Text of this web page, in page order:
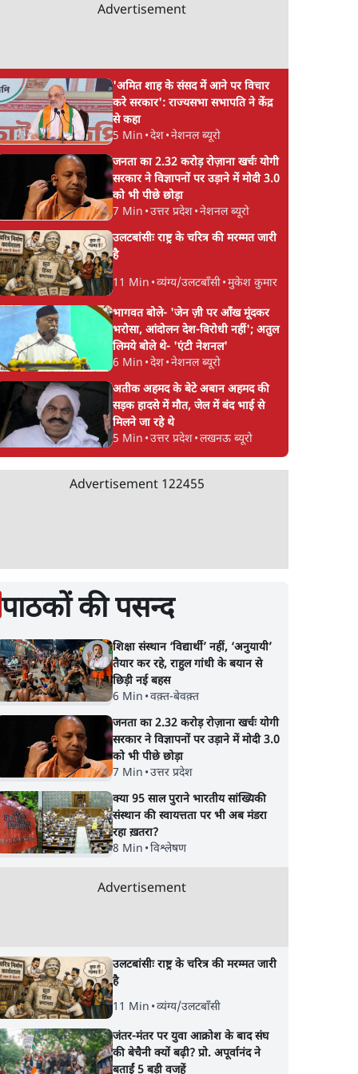
'छात्रों की गूंज' को शर्तों के
Advertisement
'अमित शाह के संसद में आने पर विचार
करे सरकार': राज्यसभा सभापति ने केंद्र
से कहा
5 Min •देश•नेशनल ब्यूरो
जनता का 2.32 करोड़ रोज़ाना खर्चः योगी
सरकार ने विज्ञापनों पर उड़ाने में मोदी 3.0
को भी पीछे छोड़ा
7 Min •उत्तर प्रदेश•नेशनल ब्यूरो
उलटबांसीः राष्ट्र के चरित्र की मरम्मत जारी
है
11 Min •व्यंग्य/उलटबाँसी•मुकेश कुमार
भागवत बोले- 'जेन ज़ी पर आँख मूंदकर
भरोसा, आंदोलन देश-विरोधी नहीं'; अतुल
लिमये बोले थे- 'एंटी नेशनल'
6 Min •देश•नेशनल ब्यूरो
अतीक अहमद के बेटे अबान अहमद की
सड़क हादसे में मौत, जेल में बंद भाई से
मिलने जा रहे थे
5 Min •उत्तर प्रदेश•लखनऊ ब्यूरो
Advertisement 122455
पाठकों की पसन्द
शिक्षा संस्थान ‘विद्यार्थी’ नहीं, ‘अनुयायी’
तैयार कर रहे, राहुल गांधी के बयान से
छिड़ी नई बहस
6 Min •वक़्त-बेवक़्त
जनता का 2.32 करोड़ रोज़ाना खर्चः योगी
सरकार ने विज्ञापनों पर उड़ाने में मोदी 3.0
को भी पीछे छोड़ा
7 Min •उत्तर प्रदेश
क्या 95 साल पुराने भारतीय सांख्यिकी
संस्थान की स्वायत्तता पर भी अब मंडरा
रहा ख़तरा?
8 Min •विश्लेषण
Advertisement
उलटबांसीः राष्ट्र के चरित्र की मरम्मत जारी
है
11 Min •व्यंग्य/उलटबाँसी
जंतर-मंतर पर युवा आक्रोश के बाद संघ
की बेचैनी क्यों बढ़ी? प्रो. अपूर्वानंद ने
बताईं 5 बड़ी वजहें